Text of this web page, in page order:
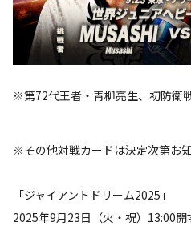
※第72代王者・青柳亮生、初防衛
※その他対戦カードは決定次第お
「ジャイアントドリーム2025」
2025年9月23日（火・祝）13:00開